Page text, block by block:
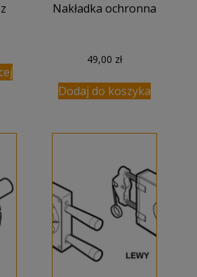
Nakładka ochronna
49,00 zł
Dodaj do koszyka